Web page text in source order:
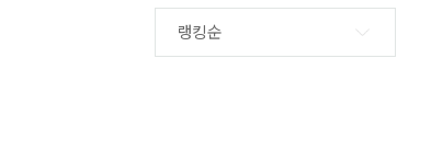
랭킹순